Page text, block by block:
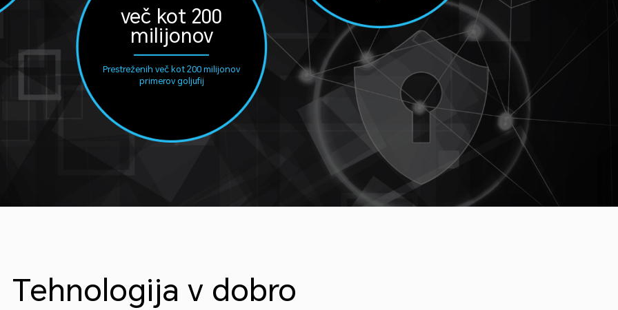
več kot 200
milijonov
Prestreženih več kot 200 milijonov
primerov goljufij
Tehnologija v dobro